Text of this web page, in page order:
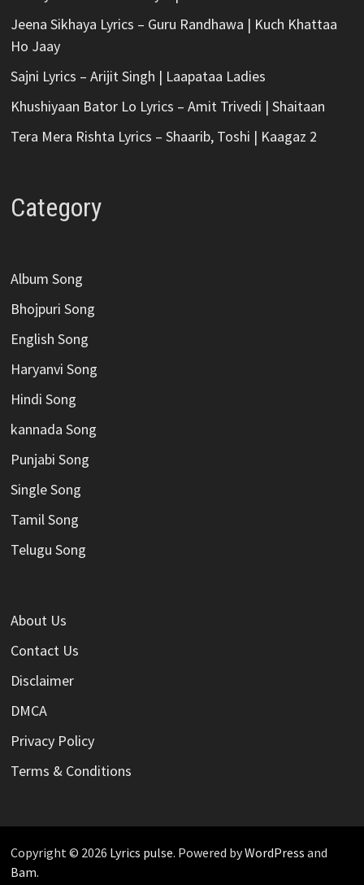
Jeena Sikhaya Lyrics – Guru Randhawa | Kuch Khattaa
Ho Jaay
Sajni Lyrics – Arijit Singh | Laapataa Ladies
Khushiyaan Bator Lo Lyrics – Amit Trivedi | Shaitaan
Tera Mera Rishta Lyrics – Shaarib, Toshi | Kaagaz 2
Category
Album Song
Bhojpuri Song
English Song
Haryanvi Song
Hindi Song
kannada Song
Punjabi Song
Single Song
Tamil Song
Telugu Song
About Us
Contact Us
Disclaimer
DMCA
Privacy Policy
Terms & Conditions
Copyright © 2026 Lyrics pulse. Powered byWordPress and
Bam.